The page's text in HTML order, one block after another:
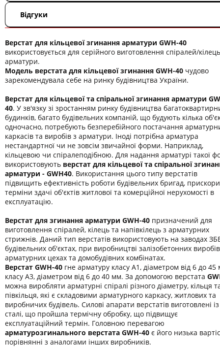
Відгуки
Верстат для кільцевої згинання арматури GWH-40
використовується для серійного виготовлення спіралей/
арматури.
Модель верстата для кільцевої згинання GWH-40 чудово
зарекомендувала себе на ринку будівництва України.
Верстат для кільцевої та спіральної згинання арматури
40. У зв'язку зі зростанням ринку будівництва
будинків, багато будівельних компаній, що будують кілька
одночасно, потребують безперебійного постачання
каркасів та виробів з арматури. Іноді потрібна арматура
нестандартної чи не зовсім звичайної форми. Наприклад,
кільцевою чи спіралеподібною. Для надання арматурі такої
використовують верстат для кільцевої та спіральної
арматури - GWH40. Використання цього типу верстатів
підвищить ефективність роботи будівельних бригад,
терміни здачі об'єктів житлової та комерційної нерухомості в
експлуатацію.
Верстат для згинання арматури GWH-40 призначений для
виготовлення спіралей, кілець та напівкілець з арматурних
стрижнів. Даний тип верстатів використовують на заводах
будівельних об'єктах, при виробництві залізобетонних
арматурних цехах та домобудівних комбінатах.
Верстат GWH-40 гне арматуру класу А1, діаметром від 6 до 45
класу А3, діаметром від 6 до 40 мм. За допомогою верстата
можна виробляти арматурні спіралі різного діаметру, кільця
півкільця, які є складовими арматурного каркасу, житлових та
виробничих будівель. Силові апарати верстатів виготовлені із
сталі, що пройшла термічну обробку, що підвищує
експлуатаційний термін. Головною перевагою
арматурозгинального верстата GWH-40 є його низька
порівнянні з аналогами інших виробників.